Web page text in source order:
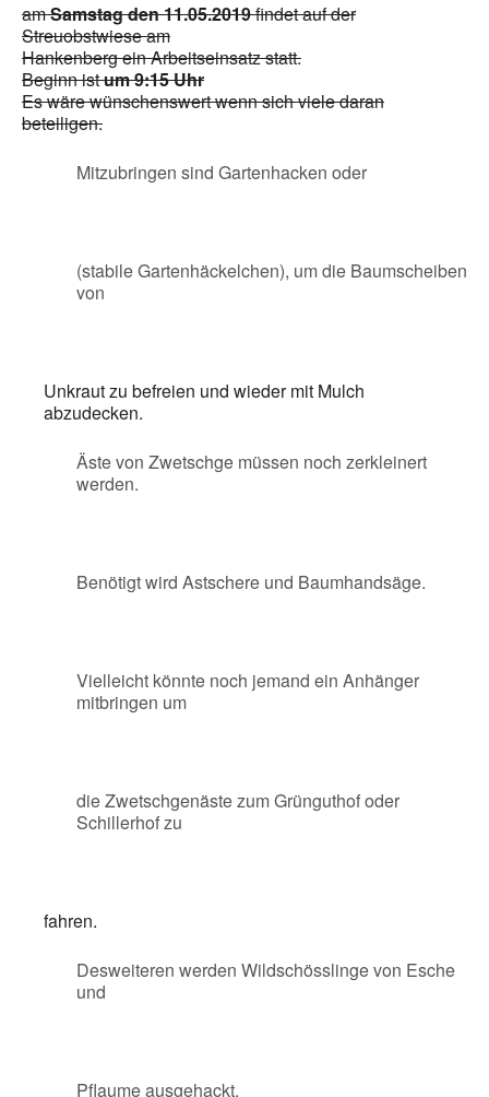
amSamstag den 11.05.2019findet auf der
Streuobstwiese am
Hankenberg ein Arbeitseinsatz statt.
Beginn istum 9:15 Uhr
Es wäre wünschenswert wenn sich viele daran
beteiligen.
Mitzubringen sind Gartenhacken oder
(stabile Gartenhäckelchen), um die Baumscheiben
von
Unkraut zu befreien und wieder mit Mulch
abzudecken.
Äste von Zwetschge müssen noch zerkleinert
werden.
Benötigt wird Astschere und Baumhandsäge.
Vielleicht könnte noch jemand ein Anhänger
mitbringen um
die Zwetschgenäste zum Grünguthof oder
Schillerhof zu
fahren.
Desweiteren werden Wildschösslinge von Esche
und
Pflaume ausgehackt.